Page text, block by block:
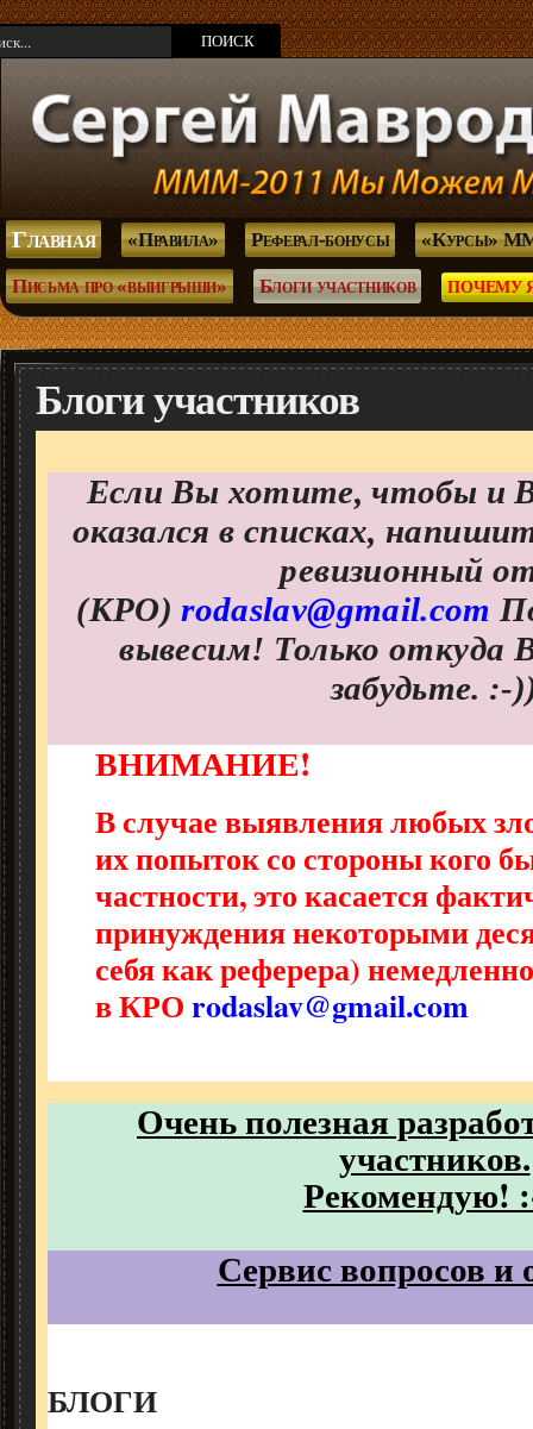
Главная «Правила» Реферал-бонусы «Курсы»
Письма про «выигрыши» Блоги участников ПОЧЕМУ
Блоги участников
Если Вы хотите, чтобы и
оказался в списках,
ревизионный
(КРО)rodaslav@gmail.com
вывесим! Только откуда
забудьте. :-
ВНИМАНИЕ!
В случае выявления любых
их попыток со стороны кого
частности, это касается
принуждения некоторыми
себя как реферера)
в КРОrodaslav@gmail.com
Очень полезная
участников.
Рекомендую!
Сервис вопросов и
БЛОГИ